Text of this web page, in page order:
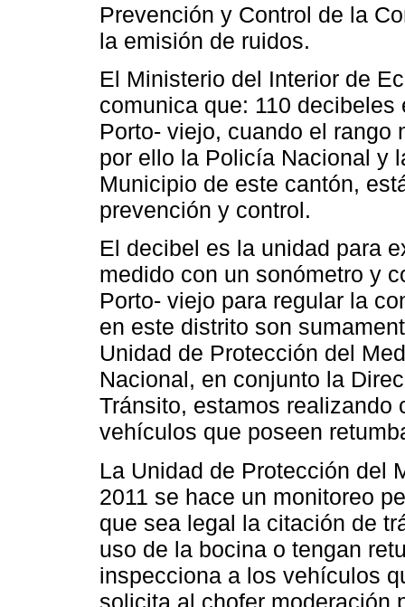
Prevención y Control de la
la emisión de ruidos.
El Ministerio del Interior de
comunica que: 110
Porto- viejo, cuando el rango
por ello la Policía Nacional y
Municipio de este cantón,
prevención y control.
El decibel es la unidad para
medido con un sonómetro y
Porto- viejo para regular la
en este distrito son
Unidad de Protección del
Nacional, en conjunto la
Tránsito, estamos realizando
vehículos que poseen
La Unidad de Protección del
2011 se hace un monitoreo
que sea legal la citación de
uso de la bocina o tengan
inspecciona a los vehículos
solicita al chofer moderación